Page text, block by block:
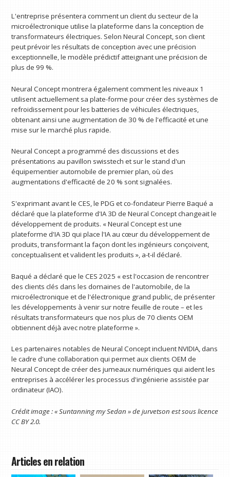
L'entreprise présentera comment un client du secteur de la
microélectronique utilise la plateforme dans la conception de
transformateurs électriques. Selon Neural Concept, son client
peut prévoir les résultats de conception avec une précision
exceptionnelle, le modèle prédictif atteignant une précision de
plus de 99 %.
Neural Concept montrera également comment les niveaux 1
utilisent actuellement sa plate-forme pour créer des systèmes de
refroidissement pour les batteries de véhicules électriques,
obtenant ainsi une augmentation de 30 % de l'efficacité et une
mise sur le marché plus rapide.
Neural Concept a programmé des discussions et des
présentations au pavillon swisstech et sur le stand d'un
équipementier automobile de premier plan, où des
augmentations d'efficacité de 20 % sont signalées.
S'exprimant avant le CES, le PDG et co-fondateur Pierre Baqué a
déclaré que la plateforme d'IA 3D de Neural Concept changeait le
développement de produits. « Neural Concept est une
plateforme d'IA 3D qui place l'IA au cœur du développement de
produits, transformant la façon dont les ingénieurs conçoivent,
conceptualisent et valident les produits », a-t-il déclaré.
Baqué a déclaré que le CES 2025 « est l'occasion de rencontrer
des clients clés dans les domaines de l'automobile, de la
microélectronique et de l'électronique grand public, de présenter
les développements à venir sur notre feuille de route – et les
résultats transformateurs que nos plus de 70 clients OEM
obtiennent déjà avec notre plateforme ».
Les partenaires notables de Neural Concept incluent NVIDIA, dans
le cadre d'une collaboration qui permet aux clients OEM de
Neural Concept de créer des jumeaux numériques qui aident les
entreprises à accélérer les processus d'ingénierie assistée par
ordinateur (IAO).
Crédit image : « Suntanning my Sedan » de jurvetson est sous licence
CC BY 2.0.
Articles en relation